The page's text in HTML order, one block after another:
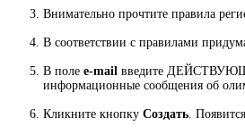
Внимательно прочтите правила
В соответствии с правилами
В поле e-mail введите ДЕЙСТВУЮЩИЙ
информационные сообщения об
Кликните кнопку Создать.